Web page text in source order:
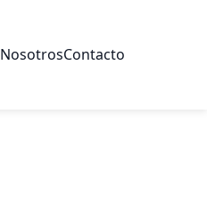
NosotrosContacto